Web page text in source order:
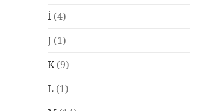
İ (4)
J (1)
K(9)
L (1)